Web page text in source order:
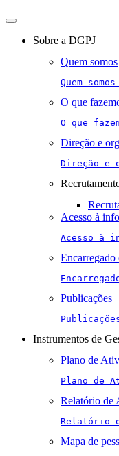
Toggle
navigationSobre a DGPJ
Quem somos
Quem
O que
O que
Direção e
Direção e
Acesso à
Acesso à
Encarregado
Publicações
Instrumentos de
Plano de
Plano de
Relatório de
Relatório
Mapa de